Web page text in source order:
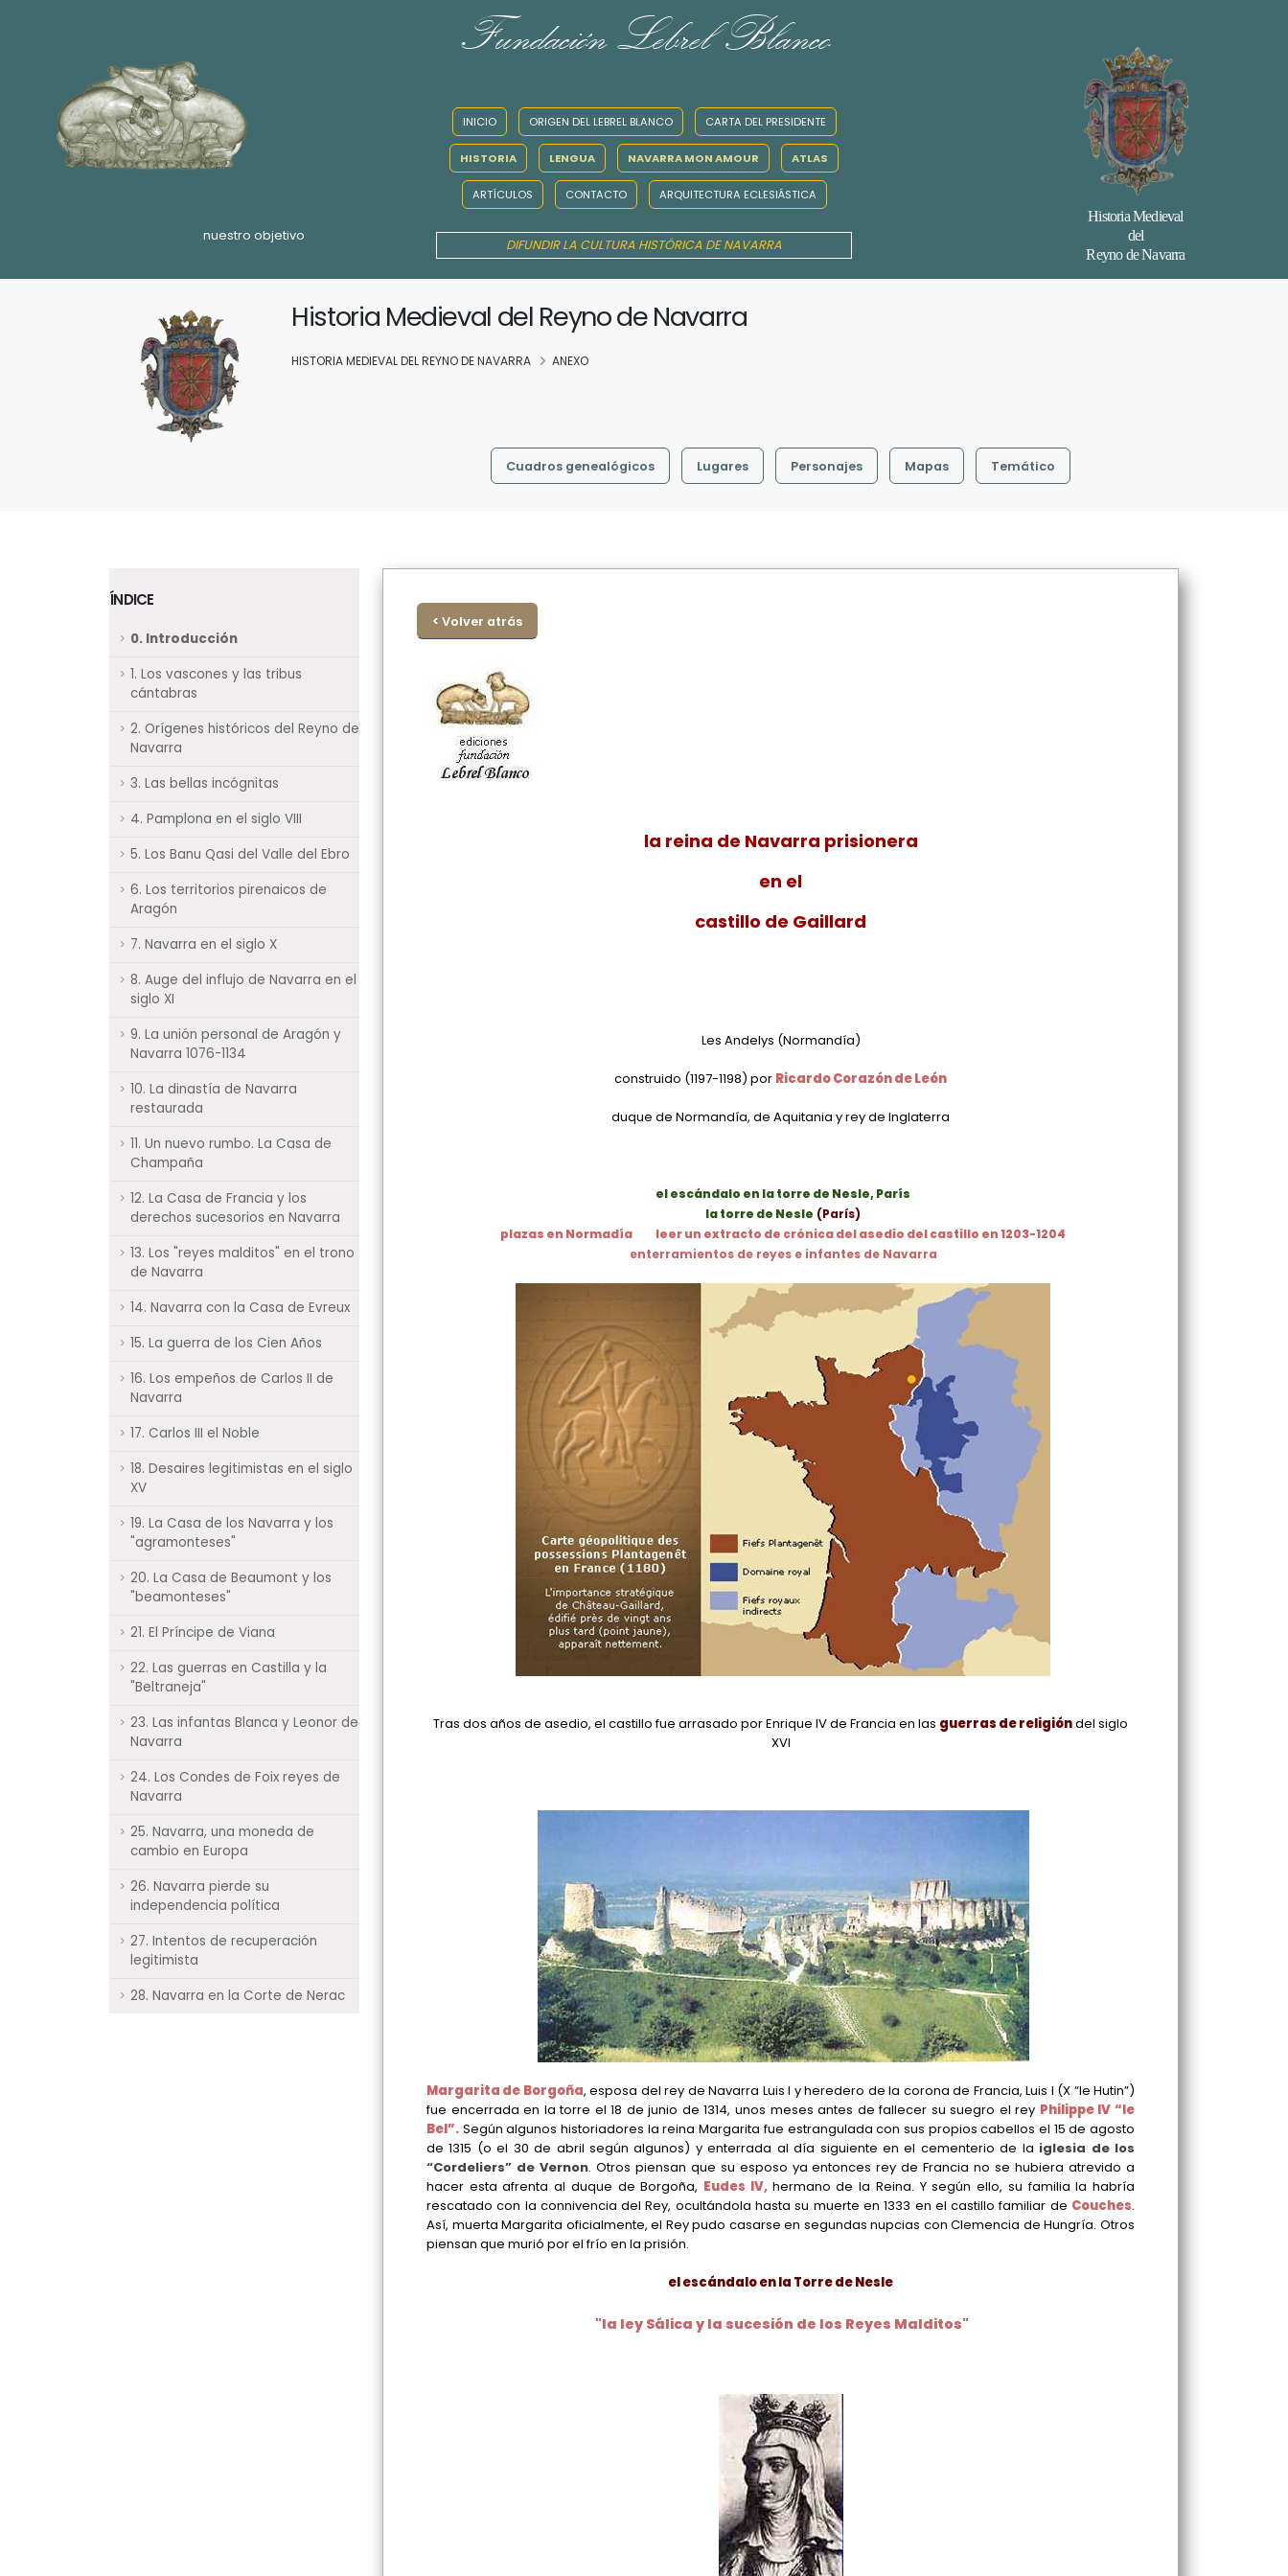
nuestro objetivo
Fundación Lebrel Blanco
INICIO ORIGEN DEL LEBREL BLANCO CARTA DEL PRESIDENTE
HISTORIA LENGUA NAVARRA MON AMOUR ATLAS
ARTÍCULOS CONTACTO ARQUITECTURA ECLESIÁSTICA
DIFUNDIR LA CULTURA HISTÓRICA DE NAVARRA
Historia Medieval
del
Reyno de Navarra
Historia Medieval del Reyno de Navarra
HISTORIA MEDIEVAL DEL REYNO DE NAVARRA ANEXO
Cuadros genealógicos Lugares Personajes Mapas Temático
ÍNDICE
0. Introducción
1. Los vascones y las tribus
cántabras
2. Orígenes históricos del Reyno de
Navarra
3. Las bellas incógnitas
4. Pamplona en el siglo VIII
5. Los Banu Qasi del Valle del Ebro
6. Los territorios pirenaicos de
Aragón
7. Navarra en el siglo X
8. Auge del influjo de Navarra en el
siglo XI
9. La unión personal de Aragón y
Navarra 1076-1134
10. La dinastía de Navarra
restaurada
11. Un nuevo rumbo. La Casa de
Champaña
12. La Casa de Francia y los
derechos sucesorios en Navarra
13. Los "reyes malditos" en el trono
de Navarra
14. Navarra con la Casa de Evreux
15. La guerra de los Cien Años
16. Los empeños de Carlos II de
Navarra
17. Carlos III el Noble
18. Desaires legitimistas en el siglo
XV
19. La Casa de los Navarra y los
"agramonteses"
20. La Casa de Beaumont y los
"beamonteses"
21. El Príncipe de Viana
22. Las guerras en Castilla y la
"Beltraneja"
23. Las infantas Blanca y Leonor de
Navarra
24. Los Condes de Foix reyes de
Navarra
25. Navarra, una moneda de
cambio en Europa
26. Navarra pierde su
independencia política
27. Intentos de recuperación
legitimista
28. Navarra en la Corte de Nerac
< Volver atrás
la reina de Navarra prisionera
en el
castillo de Gaillard
Les Andelys (Normandía)
construido (1197-1198) por Ricardo Corazón de León
duque de Normandía, de Aquitania y rey de Inglaterra
el escándalo en la torre de Nesle, París
la torre de Nesle (París)
plazas en Normadía
leer un extracto de crónica del asedio del castillo en 1203-1204
enterramientos de reyes e infantes de Navarra
Tras dos años de asedio, el castillo fue arrasado por Enrique IV de Francia en las guerras de religióndel siglo
XVI
Margarita de Borgoña, esposa del rey de Navarra Luis I y heredero de la corona de Francia, Luis I (X “le Hutin”)
fue encerrada en la torre el 18 de junio de 1314, unos meses antes de fallecer su suegro el rey Philippe IV “le
Bel”. Según algunos historiadores la reina Margarita fue estrangulada con sus propios cabellos el 15 de agosto
de 1315 (o el 30 de abril según algunos) y enterrada al día siguiente en el cementerio de la iglesia de los
“Cordeliers” de Vernon. Otros piensan que su esposo ya entonces rey de Francia no se hubiera atrevido a
hacer esta afrenta al duque de Borgoña, Eudes IV, hermano de la Reina. Y según ello, su familia la habría
rescatado con la connivencia del Rey, ocultándola hasta su muerte en 1333 en el castillo familiar de Couches.
Así, muerta Margarita oficialmente, el Rey pudo casarse en segundas nupcias con Clemencia de Hungría. Otros
piensan que murió por el frío en la prisión.
el escándalo en la Torre de Nesle
"la ley Sálica y la sucesión de los Reyes Malditos"